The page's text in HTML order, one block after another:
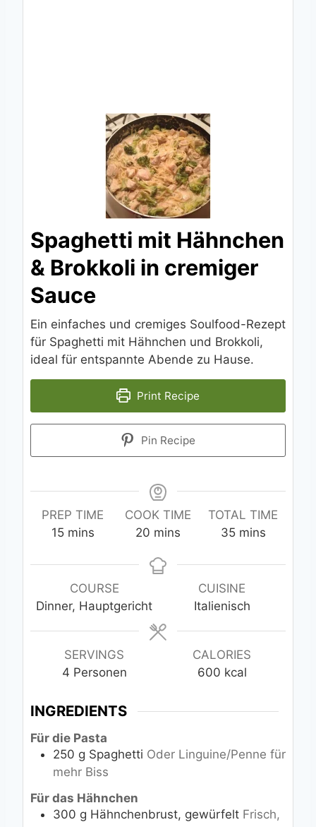
Spaghetti mit Hähnchen
& Brokkoli in cremiger
Sauce
Ein einfaches und cremiges Soulfood-Rezept
für Spaghetti mit Hähnchen und Brokkoli,
ideal für entspannte Abende zu Hause.
Print Recipe
Pin Recipe
PREP TIME
15m
n
t
mins
COOK TIME
20 m
n
t
s
mins
TOTAL TIME
35m
n
u
t
mins
COURSE
Dinner, Hauptgericht
CUISINE
Italienisch
SERVINGS
4 Personen
CALORIES
600 kcal
INGREDIENTS
Für die Pasta
250 g Spaghetti Oder Linguine/Penne für
mehr Biss
Für das Hähnchen
300 g Hähnchenbrust, gewürfelt Frisch,